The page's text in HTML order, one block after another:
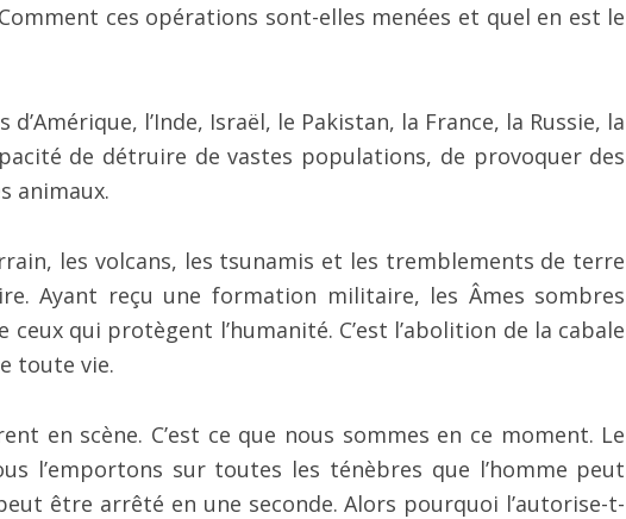
ces opérations sont-elles menées et quel en est le
l’Inde, Israël, le Pakistan, la France, la Russie, la
de détruire de vastes populations, de provoquer des
animaux.
les volcans, les tsunamis et les tremblements de terre
Ayant reçu une formation militaire, les Âmes sombres
qui protègent l’humanité. C’est l’abolition de la cabale
toute vie.
en scène. C’est ce que nous sommes en ce moment. Le
l’emportons sur toutes les ténèbres que l’homme peut
être arrêté en une seconde. Alors pourquoi l’autorise-t-